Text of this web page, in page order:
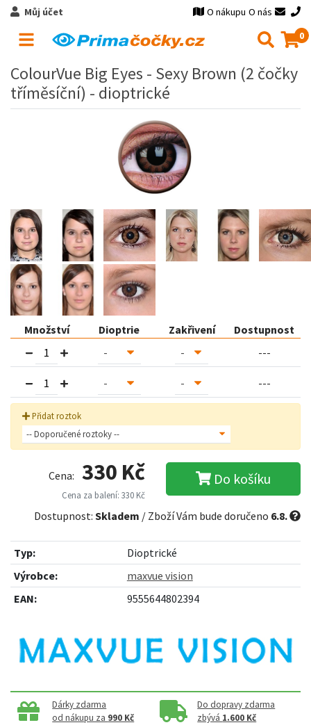
Můj účet O nákupu O nás
0
ColourVue Big Eyes - Sexy Brown (2 čočky
tříměsíční) - dioptrické
Množství Dioptrie Zakřivení
Dostupnost
---
---
Přidat roztok
Cena: 330 Kč
Cena za balení: 330 Kč
Do košíku
Dostupnost: Skladem / Zboží Vám bude doručeno 6.8.
Typ:
Dioptrické
Výrobce:
maxvue vision
EAN:
9555644802394
Dárky zdarma
od nákupu za 990 Kč
Do dopravy zdarma
zbývá 1.600 Kč